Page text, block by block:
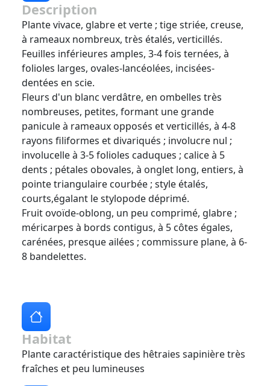
Description
Plante vivace, glabre et verte ; tige striée, creuse,
à rameaux nombreux, très étalés, verticillés.
Feuilles inférieures amples, 3-4 fois ternées, à
folioles larges, ovales-lancéolées, incisées-
dentées en scie.
Fleurs d'un blanc verdâtre, en ombelles très
nombreuses, petites, formant une grande
panicule à rameaux opposés et verticillés, à 4-8
rayons filiformes et divariqués ; involucre nul ;
involucelle à 3-5 folioles caduques ; calice à 5
dents ; pétales obovales, à onglet long, entiers, à
pointe triangulaire courbée ; style étalés,
courts,égalant le stylopode déprimé.
Fruit ovoïde-oblong, un peu comprimé, glabre ;
méricarpes à bords contigus, à 5 côtes égales,
carénées, presque ailées ; commissure plane, à 6-
8 bandelettes.
Habitat
Plante caractéristique des hêtraies sapinière très
fraîches et peu lumineuses